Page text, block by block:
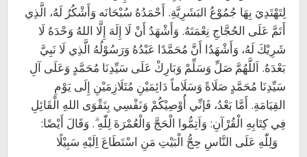
لِتَهْتَدِيَ بِهَا جُمُوْعُ البَشَرِيَّةِ. أَحْمَدُهُ سُبْحَانَه وَأَشْكُرُ لَهُ، الَّذِي
أَتَمَّ عَلَى الحُجَّاجِ نِعْمَتَهُ. وَأَشْهَدُ أَنْ لَا إِلَهَ إِلَّا اللهُ وَحْدَهُ لَا
شَرِيْكَ لَهُ، وَأَشْهَدُا أَنَّ مُحَمَّدًا عَبْدُهُ وَرَسُوْلُهُ الَّذِي لَا نَبِيَّ
بَعْدَهُ. اَللَّهُمَّ صَلِّ وَسَلِّمْ وَبَارِكْ عَلَى سَيِّدِنَا مُحَمَّدٍ وَعَلَى آلِ
سَيِّدِنَا مُحَمَّدٍ صَلَاةً وَسَلَاماً دَائِمَيْنِ مُتَلَازِمَيْنِ إِلَى يَوْمِ
القِيَامَةِ. أَمَّا بَعْدُ، فَإنِّي أُوْصِيْكُمْ وَنَفْسِي بِتَقْوَى اللهِ الْقَائِلِ
فِي كِتَابِهِ الْقُرْآنِ: وَاَتِمُّوا الْحَجَّ وَالْعُمْرَةَ لِلّٰهِ ۗ. وَقَالَ أَيْضًا: